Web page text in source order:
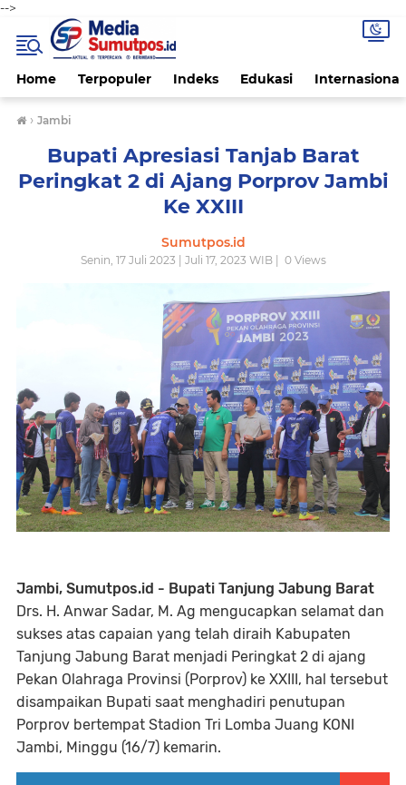
-->
Home Terpopuler Indeks Edukasi Internasional
› Jambi
Bupati Apresiasi Tanjab Barat
Peringkat 2 di Ajang Porprov Jambi
Ke XXIII
Sumutpos.id
Senin, 17 Juli 2023 | Juli 17, 2023 WIB | 0Views
Jambi, Sumutpos.id - Bupati Tanjung Jabung Barat
Drs. H. Anwar Sadar, M. Ag mengucapkan selamat dan
sukses atas capaian yang telah diraih Kabupaten
Tanjung Jabung Barat menjadi Peringkat 2 di ajang
Pekan Olahraga Provinsi (Porprov) ke XXIII, hal tersebut
disampaikan Bupati saat menghadiri penutupan
Porprov bertempat Stadion Tri Lomba Juang KONI
Jambi, Minggu (16/7) kemarin.